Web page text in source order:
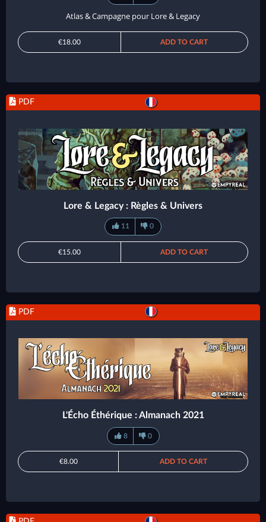
Atlas & Campagne pour Lore & Legacy
€18.00 ADD TO CART
PDF
Lore & Legacy : Règles & Univers
11 0
€15.00 ADD TO CART
PDF
L'Écho Éthérique : Almanach 2021
8 0
€8.00 ADD TO CART